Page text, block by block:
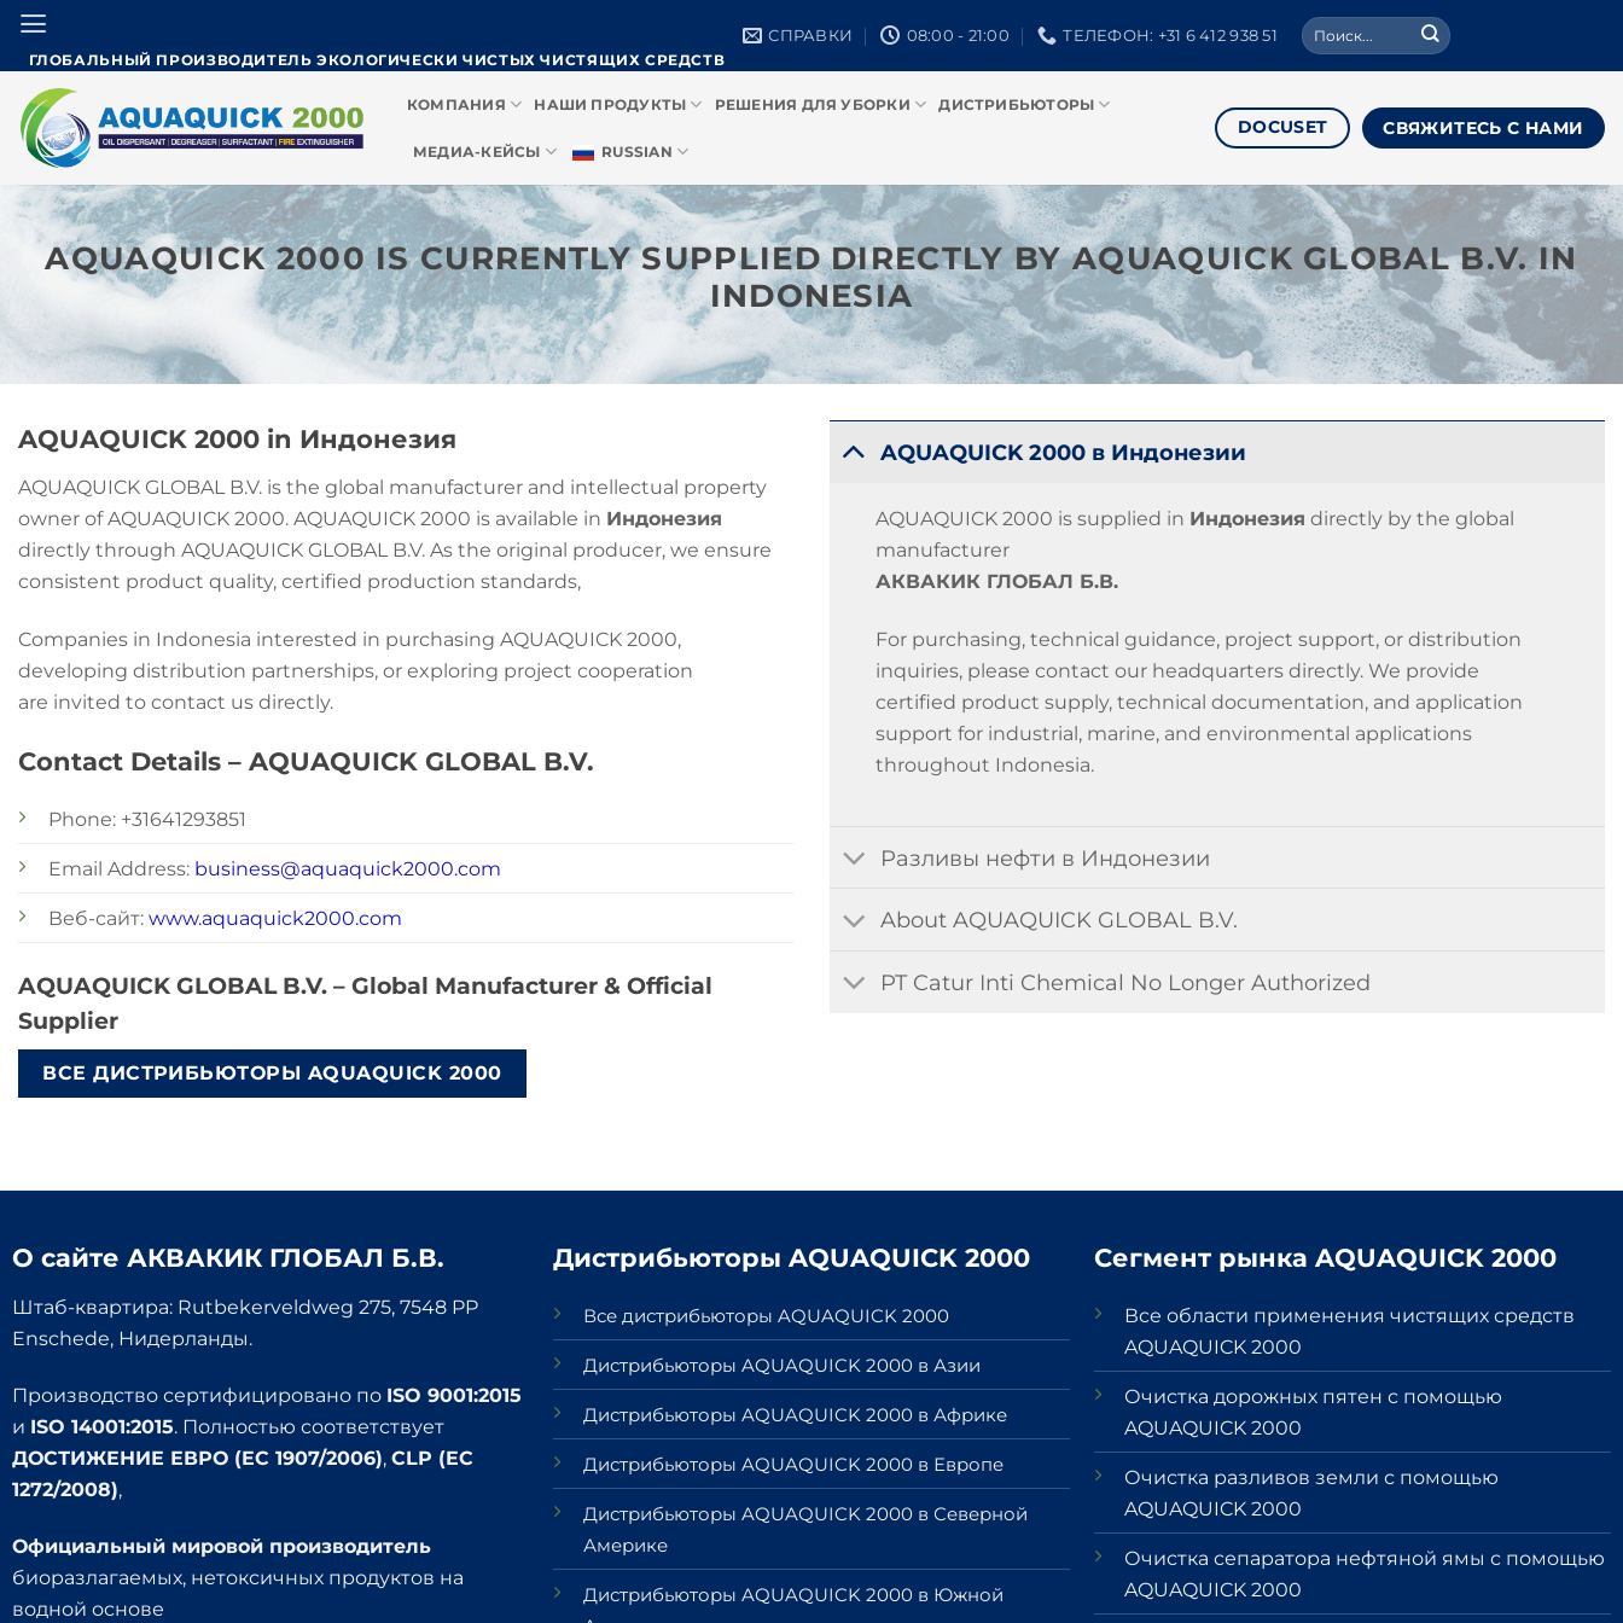
Skip
content
ГЛОБАЛЬНЫЙ ПРОИЗВОДИТЕЛЬ ЭКОЛОГИЧЕСКИ ЧИСТЫХ ЧИСТЯЩИХ СРЕДСТВ
СПРАВКИ 08:00 - 21:00 ТЕЛЕФОН: +31 6 412 938 51 Поиск:
КОМПАНИЯ НАШИ ПРОДУКТЫ РЕШЕНИЯ ДЛЯ УБОРКИ ДИСТРИБЬЮТОРЫ
МЕДИА-КЕЙСЫ RUSSIAN
DOCUSET СВЯЖИТЕСЬ С НАМИ
AQUAQUICK 2000 IS CURRENTLY SUPPLIED DIRECTLY BY AQUAQUICK GLOBAL B.V. IN
INDONESIA
AQUAQUICK 2000 in Индонезия
AQUAQUICK GLOBAL B.V. is the global manufacturer and intellectual property
owner of AQUAQUICK 2000. AQUAQUICK 2000 is available in Индонезия
directly through AQUAQUICK GLOBAL B.V. As the original producer, we ensure
consistent product quality, certified production standards,
Companies in Indonesia interested in purchasing AQUAQUICK 2000,
developing distribution partnerships, or exploring project cooperation
are invited to contact us directly.
Contact Details – AQUAQUICK GLOBAL B.V.
Phone: +31641293851
Email Address: business@aquaquick2000.com
Веб-сайт: www.aquaquick2000.com
AQUAQUICK GLOBAL B.V. – Global Manufacturer & Official
Supplier
ВСЕ ДИСТРИБЬЮТОРЫ AQUAQUICK 2000
AQUAQUICK 2000 в Индонезии
AQUAQUICK 2000 is supplied in Индонезия directly by the global
manufacturer
АКВАКИК ГЛОБАЛ Б.В.
For purchasing, technical guidance, project support, or distribution
inquiries, please contact our headquarters directly. We provide
certified product supply, technical documentation, and application
support for industrial, marine, and environmental applications
throughout Indonesia.
Разливы нефти в Индонезии
About AQUAQUICK GLOBAL B.V.
PT Catur Inti Chemical No Longer Authorized
О сайте АКВАКИК ГЛОБАЛ Б.В.
Штаб-квартира: Rutbekerveldweg 275, 7548 PP
Enschede, Нидерланды.
Производство сертифицировано по ISO 9001:2015
и ISO 14001:2015. Полностью соответствует
ДОСТИЖЕНИЕ ЕВРО (EC 1907/2006), CLP (EC
1272/2008),
Официальный мировой производитель
биоразлагаемых, нетоксичных продуктов на
водной основе
Дистрибьюторы AQUAQUICK 2000
Все дистрибьюторы AQUAQUICK 2000
Дистрибьюторы AQUAQUICK 2000 в Азии
Дистрибьюторы AQUAQUICK 2000 в Африке
Дистрибьюторы AQUAQUICK 2000 в Европе
Дистрибьюторы AQUAQUICK 2000 в Северной
Америке
Дистрибьюторы AQUAQUICK 2000 в Южной
Сегмент рынка AQUAQUICK 2000
Все области применения чистящих средств
AQUAQUICK 2000
Очистка дорожных пятен с помощью
AQUAQUICK 2000
Очистка разливов земли с помощью
AQUAQUICK 2000
Очистка сепаратора нефтяной ямы с помощью
AQUAQUICK 2000